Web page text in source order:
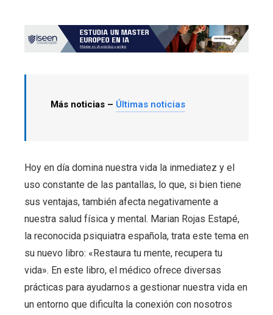
Más noticias – Últimas noticias
Hoy en día domina nuestra vida la inmediatez y el
uso constante de las pantallas, lo que, si bien tiene
sus ventajas, también afecta negativamente a
nuestra salud física y mental. Marian Rojas Estapé,
la reconocida psiquiatra española, trata este tema en
su nuevo libro: «Restaura tu mente, recupera tu
vida». En este libro, el médico ofrece diversas
prácticas para ayudarnos a gestionar nuestra vida en
un entorno que dificulta la conexión con nosotros